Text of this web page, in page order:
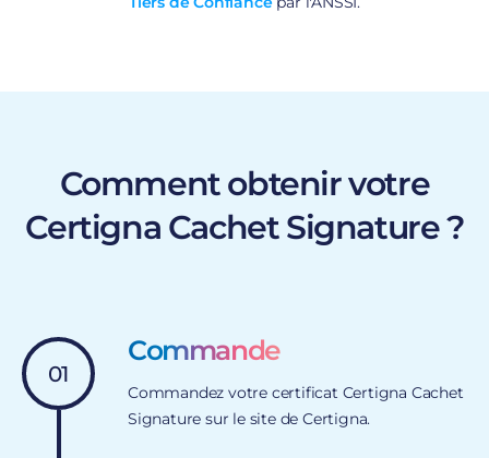
Comment obtenir votre
Certigna Cachet Signature ?
01
Commande
Commandez votre certificat Certigna Cachet
Signature sur le site de Certigna.